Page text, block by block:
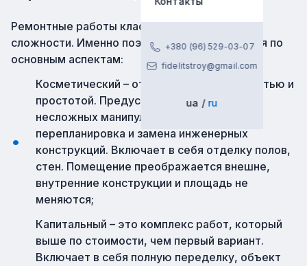
+380 (96) 529-03-07
fidelitstroy@gmail.com
ua ru
Ремонтные работы классифицируются по
сложности. Именно поэтому они разделяются по
основным аспектам:
Косметический – отличается бюджетностью и
простотой. Предусмотрено выполнение
несложных манипуляций, не включается
перепланировка и замена инженерных
конструкций. Включает в себя отделку полов,
стен. Помещение преображается внешне,
внутренние конструкции и площадь не
меняются;
Капитальный – это комплекс работ, который
выше по стоимости, чем первый вариант.
Включает в себя полную переделку, объект